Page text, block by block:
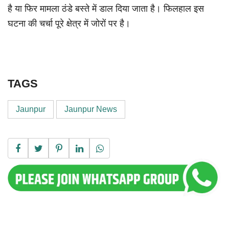
है या फिर मामला ठंडे बस्ते में डाल दिया जाता है। फिलहाल इस
घटना की चर्चा पूरे क्षेत्र में जोरों पर है।
TAGS
Jaunpur Jaunpur News